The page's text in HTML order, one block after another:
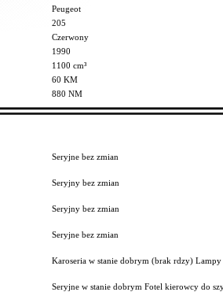
Peugeot
205
Czerwony
1990
1100 cm³
60 KM
880 NM
Seryjne bez zmian
Seryjny bez zmian
Seryjny bez zmian
Seryjne bez zmian
Karoseria w stanie dobrym (brak rdzy)
Seryjne w stanie dobrym Fotel kierowcy do